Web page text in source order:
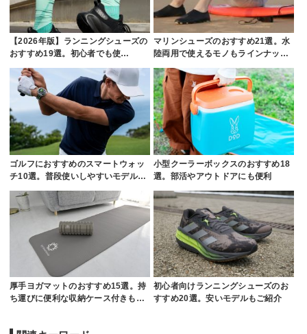
【2026年版】ランニングシューズの
おすすめ19選。初心者でも使…
マリンシューズのおすすめ21選。水
陸両用で使えるモノもラインナッ…
ゴルフにおすすめのスマートウォッ
チ10選。普段使いしやすいモデル…
小型クーラーボックスのおすすめ18
選。部活やアウトドアにも便利
厚手ヨガマットのおすすめ15選。持
ち運びに便利な収納ケース付きも…
初心者向けランニングシューズのお
すすめ20選。安いモデルもご紹介